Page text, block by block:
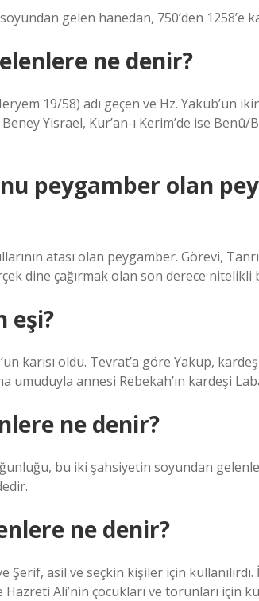
soyundan gelen hanedan, 750’den
ne denir?
19/58) adı geçen ve Hz. Yakub’un
Yisrael, Kur’an-ı Kerim’de ise Benû/
peygamber olan
atası olan peygamber. Görevi,
dine çağırmak olan son derece nitelikli
eşi?
karısı oldu. Tevrat’a göre Yakup,
annesi Rebekah’ın kardeşi
ne denir?
bu iki şahsiyetin soyundan
ne denir?
Şerif, asil ve seçkin kişiler için
Ali’nin çocukları ve torunları için